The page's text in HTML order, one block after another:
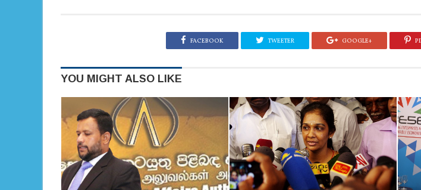
FACEBOOK TWEETER GOOGLE+
YOU MIGHT ALSO LIKE